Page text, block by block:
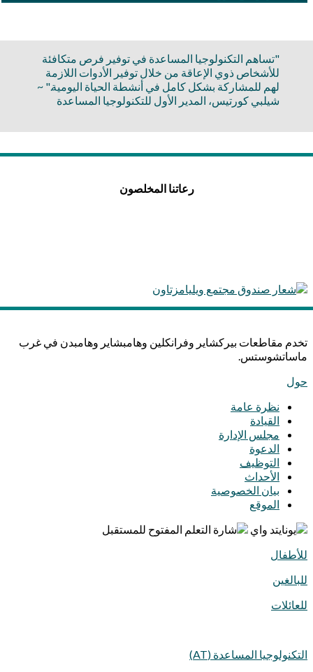
"تساهم التكنولوجيا المساعدة في توفير فرص متكافئة
للأشخاص ذوي الإعاقة من خلال توفير الأدوات اللازمة
لهم للمشاركة بشكل كامل في أنشطة الحياة اليومية." ~
شيلبي كورتيس، المدير الأول للتكنولوجيا المساعدة
رعاتنا المخلصون
تخدم مقاطعات بيركشاير وفرانكلين وهامبشاير وهامبدن في غرب
ماساتشوستس.
حول
نظرة عامة
القيادة
مجلس الإدارة
الدعوة
التوظيف
الأحداث
بيان الخصوصية
الموقع
للأطفال
للبالغين
للعائلات
التكنولوجيا المساعدة (AT)